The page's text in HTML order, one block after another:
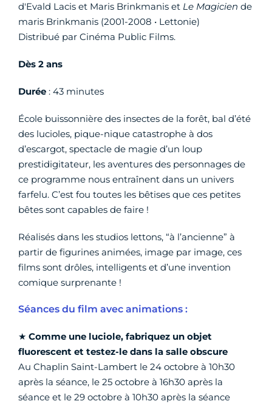
d'Evald Lacis et Maris Brinkmanis et Le Magicien de
maris Brinkmanis (2001-2008 • Lettonie)
Distribué par Cinéma Public Films.
Dès 2 ans
Durée : 43 minutes
École buissonnière des insectes de la forêt, bal d’été
des lucioles, pique-nique catastrophe à dos
d’escargot, spectacle de magie d’un loup
prestidigitateur, les aventures des personnages de
ce programme nous entraînent dans un univers
farfelu. C’est fou toutes les bêtises que ces petites
bêtes sont capables de faire !
Réalisés dans les studios lettons, “à l’ancienne” à
partir de figurines animées, image par image, ces
films sont drôles, intelligents et d’une invention
comique surprenante !
Séances du film avec animations :
★ Comme une luciole, fabriquez un objet
fluorescent et testez-le dans la salle obscure
Au Chaplin Saint-Lambert le 24 octobre à 10h30
après la séance, le 25 octobre à 16h30 après la
séance et le 29 octobre à 10h30 après la séance